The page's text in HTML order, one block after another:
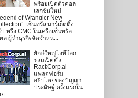
พร้อมเปิดตัวคอล
เลกชันใหม่
of Wrangler New
เซ็นทรัล มาร์เก็ตติ้ง
ป หรือ CMG ในเครือเซ็นทรัล
ทล ผู้นำธุรกิจจัดจำหน...
ยักษ์ใหญ่ไอทีโลก
ร่วมเปิดตัว
RackCorp.ai
แพลตฟอร์ม
อธิปไตยของปัญญา
ประดิษฐ์ ครั้งแรกใน
ย